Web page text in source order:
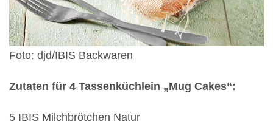
Foto: djd/IBIS Backwaren
Zutaten für 4 Tassenküchlein „Mug Cakes“:
5 IBIS Milchbrötchen Natur